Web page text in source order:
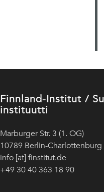
Finnland-Institut /
instituutti
Marburger Str. 3 (1. OG)
10789 Berlin-Charlottenburg
info [at] finstitut.de
+49 30 40 363 18 90